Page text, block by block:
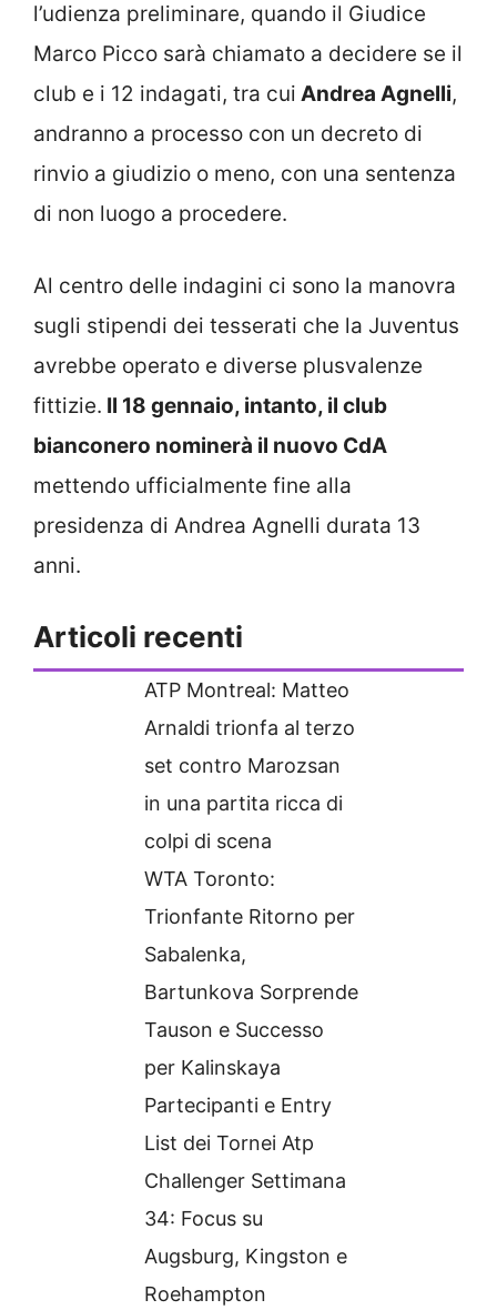
l’udienza preliminare, quando il Giudice
Marco Picco sarà chiamato a decidere se il
club e i 12 indagati, tra cui Andrea Agnelli,
andranno a processo con un decreto di
rinvio a giudizio o meno, con una sentenza
di non luogo a procedere.
Al centro delle indagini ci sono la manovra
sugli stipendi dei tesserati che la Juventus
avrebbe operato e diverse plusvalenze
fittizie. Il 18 gennaio, intanto, il club
bianconero nominerà il nuovo CdA
mettendo ufficialmente fine alla
presidenza di Andrea Agnelli durata 13
anni.
Articoli recenti
ATP Montreal: Matteo
Arnaldi trionfa al terzo
set contro Marozsan
in una partita ricca di
colpi di scena
WTA Toronto:
Trionfante Ritorno per
Sabalenka,
Bartunkova Sorprende
Tauson e Successo
per Kalinskaya
Partecipanti e Entry
List dei Tornei Atp
Challenger Settimana
34: Focus su
Augsburg, Kingston e
Roehampton